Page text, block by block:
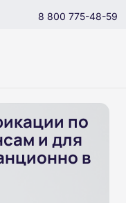
8 800 775-48-59
по
и для
в